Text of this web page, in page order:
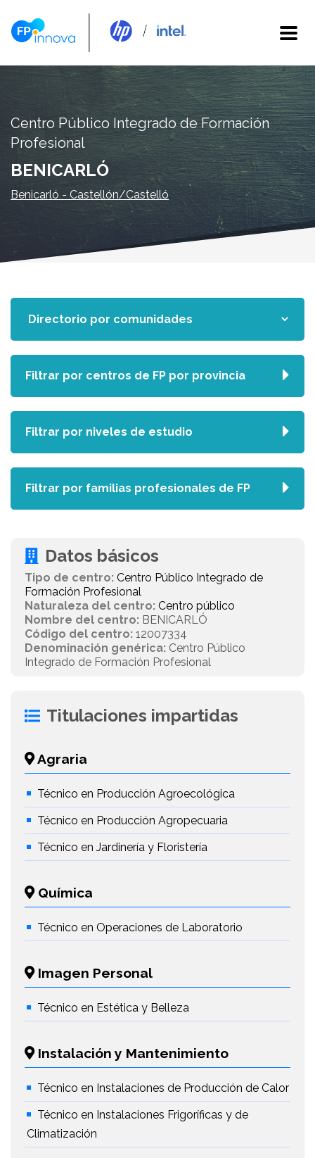
Centro Público Integrado de Formación
Profesional
BENICARLÓ
Benicarló - Castellón/Castelló
Datos básicos
Tipo de centro: Centro Público Integrado de
Formación Profesional
Naturaleza del centro: Centro público
Nombre del centro: BENICARLÓ
Código del centro: 12007334
Denominación genérica: Centro Público
Integrado de Formación Profesional
Titulaciones impartidas
Agraria
Técnico en Producción Agroecológica
Técnico en Producción Agropecuaria
Técnico en Jardinería y Floristería
Química
Técnico en Operaciones de Laboratorio
Imagen Personal
Técnico en Estética y Belleza
Instalación y Mantenimiento
Técnico en Instalaciones de Producción de Calor
Técnico en Instalaciones Frigoríficas y de
Climatización
Filtrar por centros de FP por provincia
Filtrar por niveles de estudio
Filtrar por familias profesionales de FP